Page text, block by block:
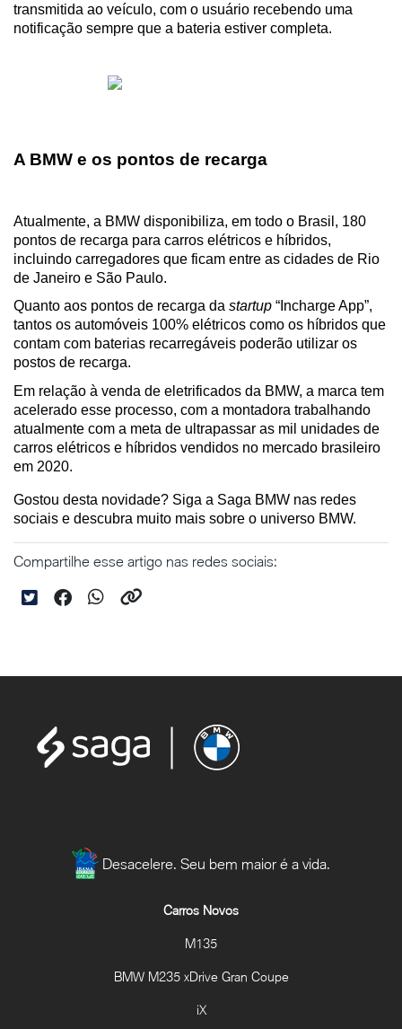
transmitida ao veículo, com o usuário recebendo uma
notificação sempre que a bateria estiver completa.
A BMW e os pontos de recarga
Atualmente, a BMW disponibiliza, em todo o Brasil, 180
pontos de recarga para carros elétricos e híbridos,
incluindo carregadores que ficam entre as cidades de Rio
de Janeiro e São Paulo.
Quanto aos pontos de recarga da startup “Incharge App”,
tantos os automóveis 100% elétricos como os híbridos que
contam com baterias recarregáveis poderão utilizar os
postos de recarga.
Em relação à venda de eletrificados da BMW, a marca tem
acelerado esse processo, com a montadora trabalhando
atualmente com a meta de ultrapassar as mil unidades de
carros elétricos e híbridos vendidos no mercado brasileiro
em 2020.
Gostou desta novidade? Siga a Saga BMW nas redes
sociais e descubra muito mais sobre o universo BMW.
Compartilhe esse artigo nas redes sociais:
Desacelere. Seu bem maior é a vida.
Carros Novos
M135
BMW M235 xDrive Gran Coupe
iX